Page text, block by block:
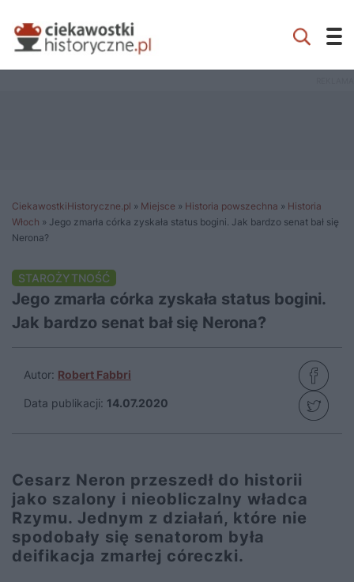
CiekawostkiHistoryczne.pl » Miejsce » Historia powszechna » Historia
Włoch » Jego zmarła córka zyskała status bogini. Jak bardzo senat bał się
Nerona?
STAROŻYTNOŚĆ
Jego zmarła córka zyskała status bogini.
Jak bardzo senat bał się Nerona?
Autor: Robert Fabbri
Data publikacji: 14.07.2020
Cesarz Neron przeszedł do historii
jako szalony i nieobliczalny władca
Rzymu. Jednym z działań, które nie
spodobały się senatorom była
deifikacja zmarłej córeczki.